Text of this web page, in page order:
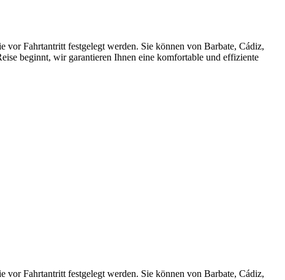
vor Fahrtantritt festgelegt werden. Sie können von Barbate, Cádiz,
beginnt, wir garantieren Ihnen eine komfortable und effiziente
vor Fahrtantritt festgelegt werden. Sie können von Barbate, Cádiz,